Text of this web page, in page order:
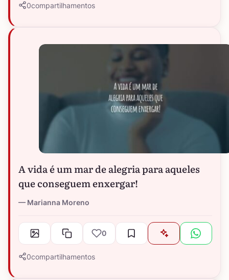
0compartilhamentos
A vida é um mar de alegria para aqueles
que conseguem enxergar!
Marianna Moreno
0
0compartilhamentos